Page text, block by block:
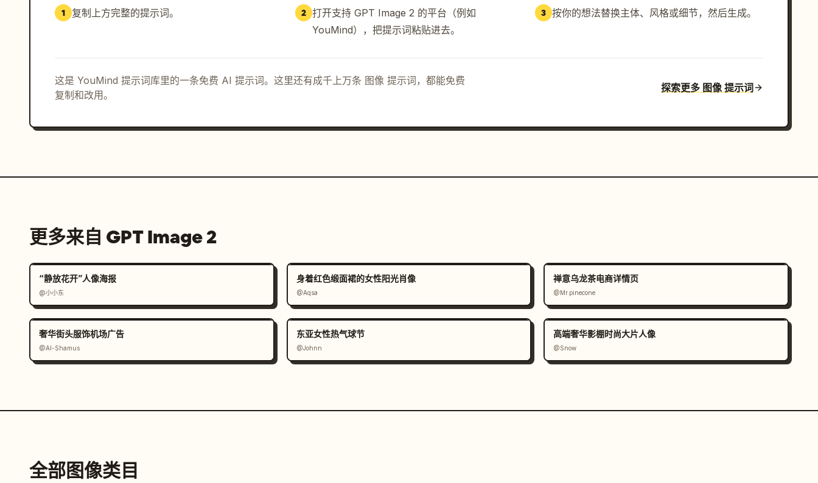
1 复制上方完整的提示词。 2 打开支持 GPT Image 2 的平台（例如
YouMind），把提示词粘贴进去。
3 按你的想法替换主体、风格或细节，然后生成。
这是 YouMind 提示词库里的一条免费 AI 提示词。这里还有成千上万条 图像 提示词，都能免费
复制和改用。
探索更多 图像 提示词
更多来自 GPT Image 2
“静放花开”人像海报
@小小东
身着红色缎面裙的女性阳光肖像
@Aqsa
禅意乌龙茶电商详情页
@Mr.pinecone
奢华街头服饰机场广告
@Al-Shamus
东亚女性热气球节
@Johnn
高端奢华影棚时尚大片人像
@Snow
全部图像类目